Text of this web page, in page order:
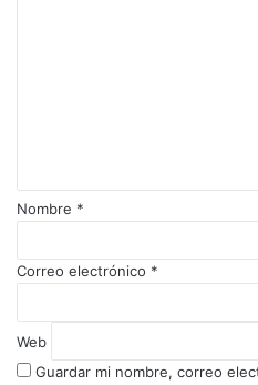
Nombre *
Correo electrónico *
Web
Guardar mi nombre, correo